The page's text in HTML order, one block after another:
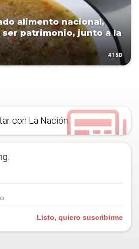
alimento nacional,
ser patrimonio, junto a la
415D
con La Nación
Listo, quiero suscribirme